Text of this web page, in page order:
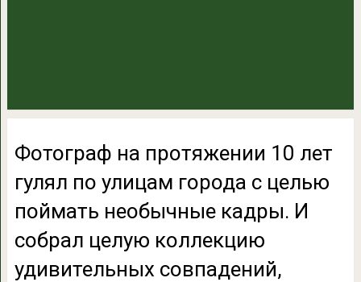
Фотограф на протяжении 10 лет
гулял по улицам города с целью
поймать необычные кадры. И
собрал целую коллекцию
удивительных совпадений,